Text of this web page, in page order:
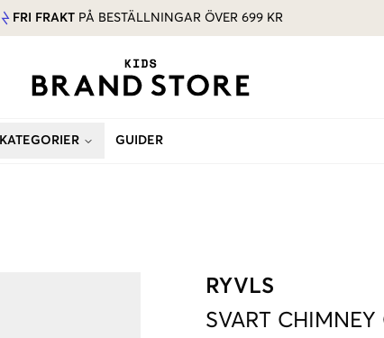
FRI FRAKT PÅ BESTÄLLNINGAR ÖVER 699 KR
KATEGORIER GUIDER
RYVLS
SVART CHIMNEY